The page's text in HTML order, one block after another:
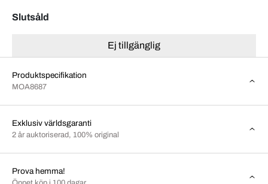
Slutsåld
Ej tillgänglig
Produktspecifikation
MOA8687
Exklusiv världsgaranti
2 år auktoriserad, 100% original
Prova hemma!